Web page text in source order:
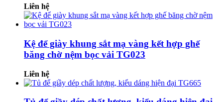
Liên hệ
Kệ để giày khung sắt mạ vàng kết hợp ghế
băng chờ nệm bọc vải TG023
Liên hệ